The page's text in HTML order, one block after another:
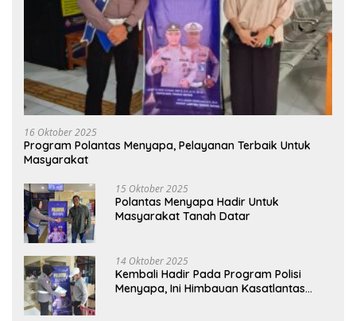
16 Oktober 2025
Program Polantas Menyapa, Pelayanan Terbaik Untuk
Masyarakat
15 Oktober 2025
Polantas Menyapa Hadir Untuk
Masyarakat Tanah Datar
14 Oktober 2025
Kembali Hadir Pada Program Polisi
Menyapa, Ini Himbauan Kasatlantas